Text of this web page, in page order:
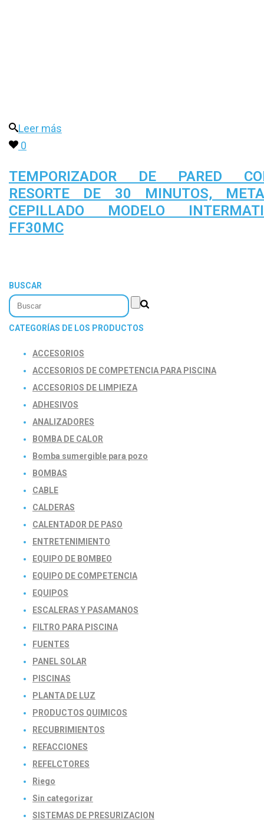
Leer más
0
TEMPORIZADOR DE PARED
RESORTE DE 30 MINUTOS,
CEPILLADO MODELO
FF30MC
BUSCAR
CATEGORÍAS DE LOS PRODUCTOS
ACCESORIOS
ACCESORIOS DE COMPETENCIA PARA PISCINA
ACCESORIOS DE LIMPIEZA
ADHESIVOS
ANALIZADORES
BOMBA DE CALOR
Bomba sumergible para pozo
BOMBAS
CABLE
CALDERAS
CALENTADOR DE PASO
ENTRETENIMIENTO
EQUIPO DE BOMBEO
EQUIPO DE COMPETENCIA
EQUIPOS
ESCALERAS Y PASAMANOS
FILTRO PARA PISCINA
FUENTES
PANEL SOLAR
PISCINAS
PLANTA DE LUZ
PRODUCTOS QUIMICOS
RECUBRIMIENTOS
REFACCIONES
REFELCTORES
Riego
Sin categorizar
SISTEMAS DE PRESURIZACION